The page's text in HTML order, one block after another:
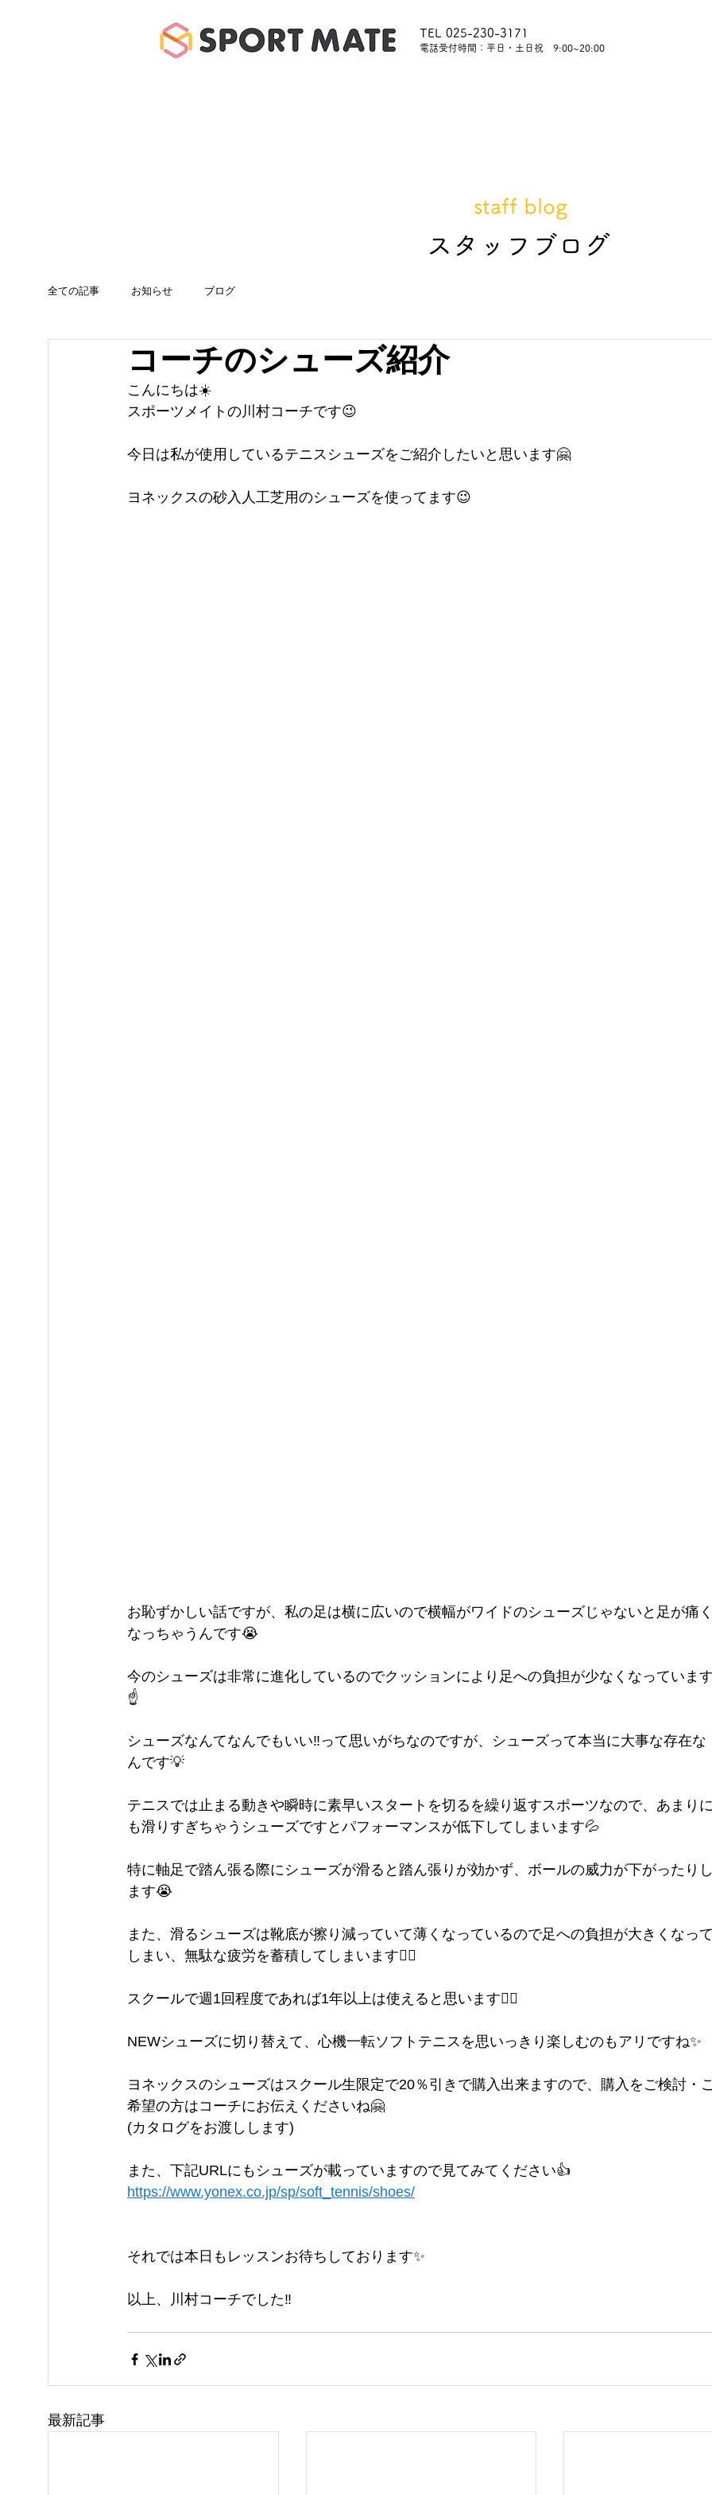
TEL 025-230-3171
​電話受付時間：平日・土日祝 9:00~20:00
全ての記事 お知らせ ブログ
コーチのシューズ紹介
こんにちは☀️
スポーツメイトの川村コーチです😉
今日は私が使用しているテニスシューズをご紹介したいと思います🤗
ヨネックスの砂入人工芝用のシューズを使ってます😉
お恥ずかしい話ですが、私の足は横に広いので横幅がワイドのシューズじゃないと足が痛
なっちゃうんです😭
今のシューズは非常に進化しているのでクッションにより足への負担が少なくなっていま
☝️
シューズなんてなんでもいい‼️って思いがちなのですが、シューズって本当に大事な存在な
んです💡
テニスでは止まる動きや瞬時に素早いスタートを切るを繰り返すスポーツなので、あまり
も滑りすぎちゃうシューズですとパフォーマンスが低下してしまいます💦
特に軸足で踏ん張る際にシューズが滑ると踏ん張りが効かず、ボールの威力が下がったり
ます😭
また、滑るシューズは靴底が擦り減っていて薄くなっているので足への負担が大きくなっ
しまい、無駄な疲労を蓄積してしまいます🙅‍♂️
スクールで週1回程度であれば1年以上は使えると思います🙆‍♂️
NEWシューズに切り替えて、心機一転ソフトテニスを思いっきり楽しむのもアリですね✨
ヨネックスのシューズはスクール生限定で20％引きで購入出来ますので、購入をご検討・
希望の方はコーチにお伝えくださいね🤗
(カタログをお渡しします)
また、下記URLにもシューズが載っていますので見てみてください👍
https://www.yonex.co.jp/sp/soft_tennis/shoes/
それでは本日もレッスンお待ちしております✨
以上、川村コーチでした‼️
最新記事
​スタッフブログ
staff blog